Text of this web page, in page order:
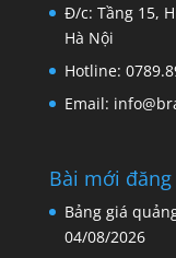
Đ/c: Tầng 15,
Hà Nội
Hotline:
Email:
Bài mới đăng
Bảng giá
04/08/2026